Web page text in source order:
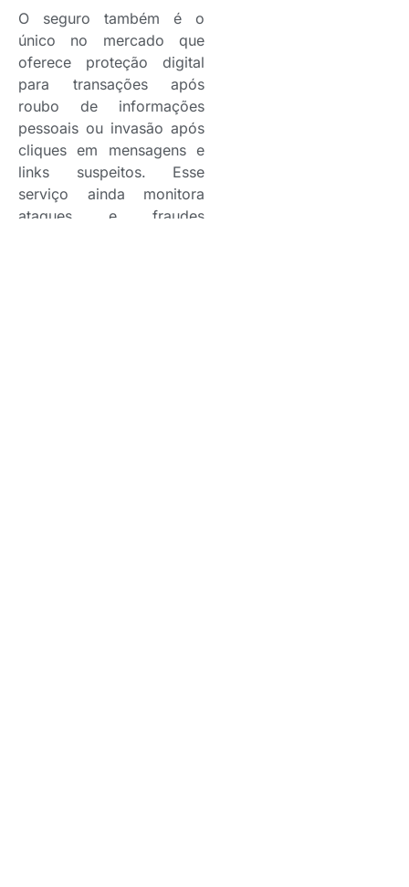
O seguro também é o
único no mercado que
oferece proteção digital
para transações após
roubo de informações
pessoais ou invasão após
cliques em mensagens e
links suspeitos. Esse
serviço ainda monitora
ataques e fraudes